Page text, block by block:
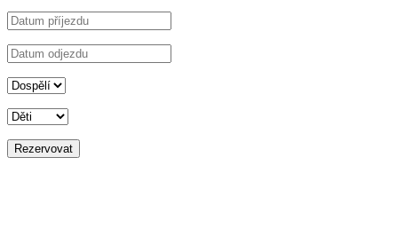
Rezervovat